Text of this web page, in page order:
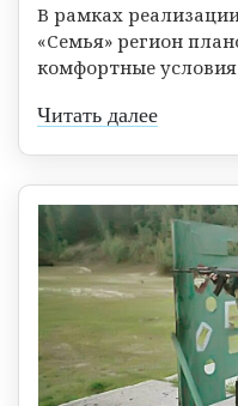
В рамках
«Семья» регион
комфортные условия
Читать далее